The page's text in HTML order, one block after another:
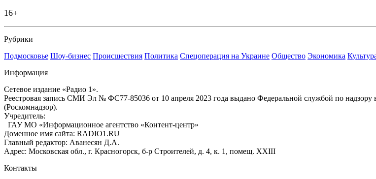
16+
Рубрики
Подмосковье Шоу-бизнес Происшествия Политика Спецоперация на Украине Общество Экономика
Информация
Сетевое издание «Радио 1».
Реестровая запись СМИ Эл № ФС77-85036 от 10 апреля 2023 года выдано Федеральной службой по
(Роскомнадзор).
Учредитель:
ГАУ МО «Информационное агентство «Контент-центр»
Доменное имя сайта: RADIO1.RU
Главный редактор: Аванесян Д.А.
Адрес: Московская обл., г. Красногорск, б-р Строителей, д. 4, к. 1, помещ. XXIII
Контакты